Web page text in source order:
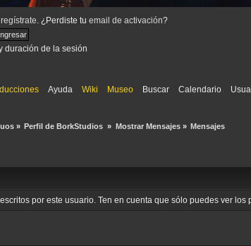
regístrate . ¿Perdiste tu email de activación?
duración de la sesión
Ayuda Wiki Museo Buscar Calendario
» Perfil de BorkStudios » Mostrar Mensajes» Mensajes
por este usuario. Ten en cuenta que sólo puedes ver